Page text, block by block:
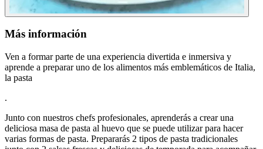
Más información
Ven a formar parte de una experiencia divertida e inmersiva y
aprende a preparar uno de los alimentos más emblemáticos de Italia,
la pasta
.
Junto con nuestros chefs profesionales, aprenderás a crear una
deliciosa masa de pasta al huevo que se puede utilizar para hacer
varias formas de pasta. Prepararás 2 tipos de pasta tradicionales